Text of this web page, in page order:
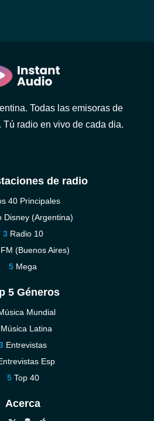
Todas las emisoras de
Tú radio en vivo de cada dia.
de radio
40 Principales
Disney (Argentina)
Radio 10
(Buenos Aires)
Mega
5 Géneros
Mundial
Música Latina
Entrevistas
Esp
Top 40
Acerca